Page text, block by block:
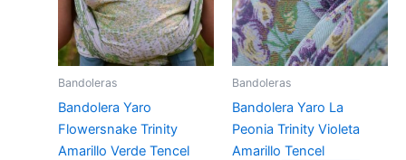
Bandoleras
Bandolera Yaro
Flowersnake Trinity
Amarillo Verde Tencel
Bandoleras
Bandolera Yaro La
Peonia Trinity Violeta
Amarillo Tencel